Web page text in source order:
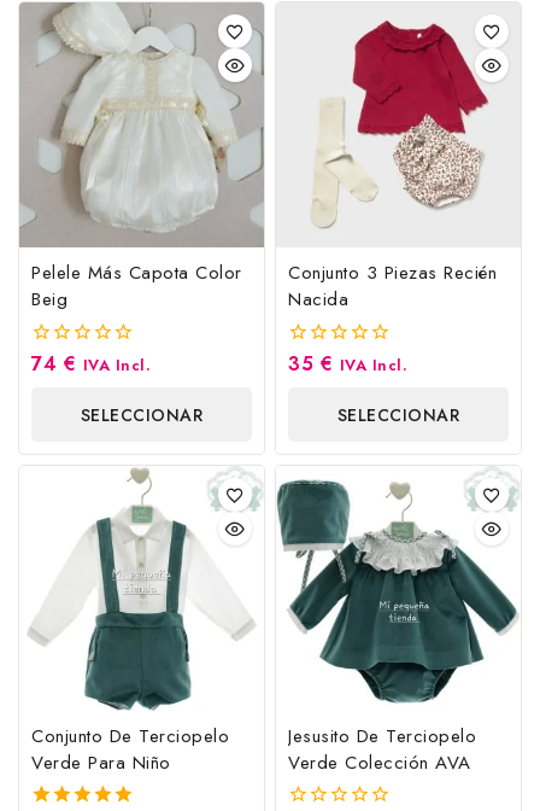
Pelele Más Capota Color
Beig
0
74 € IVA Incl.
SELECCIONAR
OPCIONES
Conjunto 3 Piezas Recién
Nacida
0
35 € IVA Incl.
SELECCIONAR
OPCIONES
Conjunto De Terciopelo
Verde Para Niño
Jesusito De Terciopelo
Verde Colección AVA